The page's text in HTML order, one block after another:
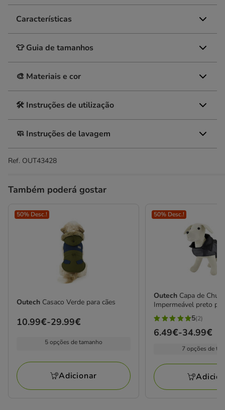
Características
👕 Guia de tamanhos
🎨 Materiais e cor
🛠️ Instruções de utilização
🧼 Instruções de lavagem
Ref. OUT43428
Também poderá gostar
50% Desc.!
Outech Casaco Verde para cães
Preço
29.99€
10.99€-29.99€
5 opções de tamanho
Adicionar
50% Desc.!
Outech Capa de
Impermeável preto
5
estrelas
avaliações
5(2)
Preço
a
34.99€
6.49€-34.99€
7 opções de